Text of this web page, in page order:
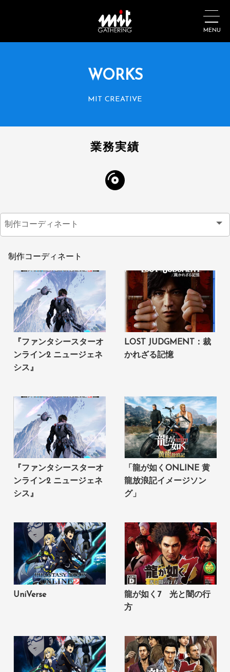
MENU
WORKS
MIT CREATIVE
業務実績
制作コーディネート
『ファンタシースターオ
ンライン2 ニュージェネ
シス』
LOST JUDGMENT：裁
かれざる記憶
『ファンタシースターオ
ンライン2 ニュージェネ
シス』
「龍が如くONLINE 黄
龍放浪記イメージソン
グ」
UniVerse
龍が如く7 光と闇の行
方